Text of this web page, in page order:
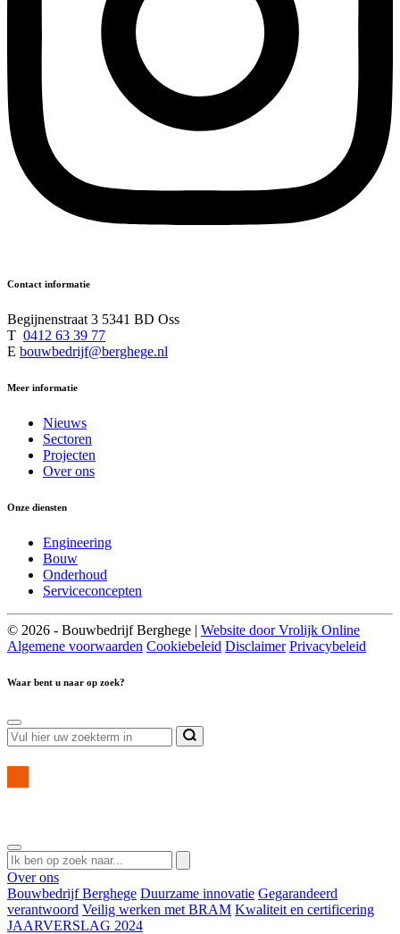
Contact informatie
Begijnenstraat 3 5341 BD Oss
T 0412 63 39 77
E bouwbedrijf@berghege.nl
Meer informatie
Nieuws
Sectoren
Projecten
Over ons
Onze diensten
Engineering
Bouw
Onderhoud
Serviceconcepten
© 2026 - Bouwbedrijf Berghege | Website door Vrolijk Online
Algemene voorwaarden Cookiebeleid Disclaimer Privacybeleid
Waar bent u naar op zoek?
Over ons
Bouwbedrijf Berghege Duurzame innovatie Gegarandeerd
verantwoord Veilig werken met BRAM Kwaliteit en certificering
JAARVERSLAG 2024